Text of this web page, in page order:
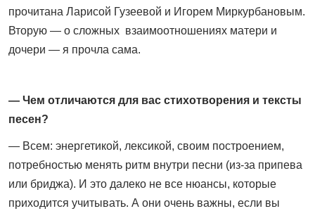
прочитана Ларисой Гузеевой и Игорем Миркурбановым.
Вторую — о сложных взаимоотношениях матери и
дочери — я прочла сама.
— Чем отличаются для вас стихотворения и тексты
песен?
— Всем: энергетикой, лексикой, своим построением,
потребностью менять ритм внутри песни (из-за припева
или бриджа). И это далеко не все нюансы, которые
приходится учитывать. А они очень важны, если вы